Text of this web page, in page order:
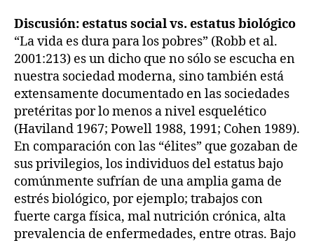
Discusión: estatus social vs. estatus biológico
“La vida es dura para los pobres” (Robb et al.
2001:213) es un dicho que no sólo se escucha en
nuestra sociedad moderna, sino también está
extensamente documentado en las sociedades
pretéritas por lo menos a nivel esquelético
(Haviland 1967; Powell 1988, 1991; Cohen 1989).
En comparación con las “élites” que gozaban de
sus privilegios, los individuos del estatus bajo
comúnmente sufrían de una amplia gama de
estrés biológico, por ejemplo; trabajos con
fuerte carga física, mal nutrición crónica, alta
prevalencia de enfermedades, entre otras. Bajo